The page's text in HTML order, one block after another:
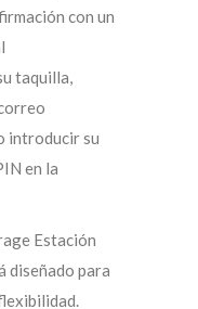
con un
taquilla,
introducir su
en la
Estación
diseñado para